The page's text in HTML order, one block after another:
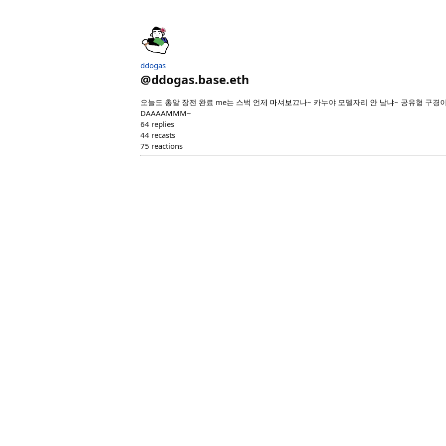
ddogas
@ddogas.base.eth
오늘도 총알 장전 완료 me는 스벅 언제 마셔보끄나~ 카누야 모델자리 안 남냐~ 공유형 구경
DAAAAMMM~
64 replies
44 recasts
75 reactions